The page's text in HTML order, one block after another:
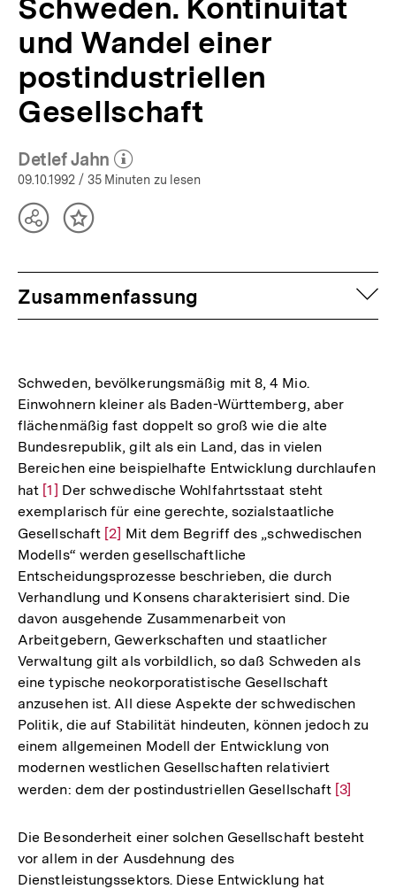
Schweden. Kontinuität
und Wandel einer
postindustriellen
Gesellschaft
Detlef Jahn
(Mehr zum Autor)
öffnen
09.10.1992 / 35 Minuten zu lesen
TeilenInhalt
Zusammenfassung
Schweden, bevölkerungsmäßig mit 8, 4 Mio.
Einwohnern kleiner als Baden-Württemberg, aber
flächenmäßig fast doppelt so groß wie die alte
Bundesrepublik, gilt als ein Land, das in vielen
Bereichen eine beispielhafte Entwicklung durchlaufen
hat Zur
Auflösung
der
Fußnote
[1] Der schwedische Wohlfahrtsstaat steht
exemplarisch für eine gerechte, sozialstaatliche
Gesellschaft Zur
Auflösung
der
Fußnote
[2] Mit dem Begriff des „schwedischen
Modells“ werden gesellschaftliche
Entscheidungsprozesse beschrieben, die durch
Verhandlung und Konsens charakterisiert sind. Die
davon ausgehende Zusammenarbeit von
Arbeitgebern, Gewerkschaften und staatlicher
Verwaltung gilt als vorbildlich, so daß Schweden als
eine typische neokorporatistische Gesellschaft
anzusehen ist. All diese Aspekte der schwedischen
Politik, die auf Stabilität hindeuten, können jedoch zu
einem allgemeinen Modell der Entwicklung von
modernen westlichen Gesellschaften relativiert
werden: dem der postindustriellen Gesellschaft Zur
der
[3]
Die Besonderheit einer solchen Gesellschaft besteht
vor allem in der Ausdehnung des
Dienstleistungssektors. Diese Entwicklung hat